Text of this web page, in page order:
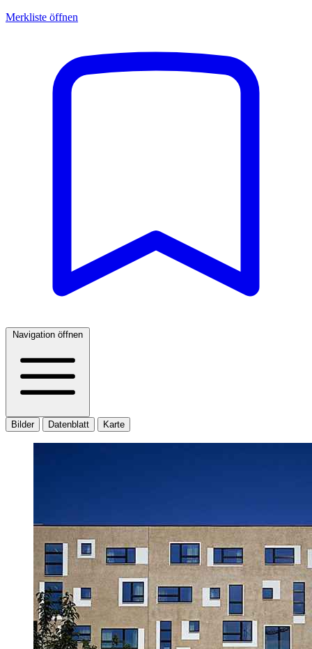
Merkliste öffnen
Navigation öffnen
Bilder Datenblatt Karte